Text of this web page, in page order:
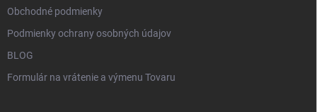
Obchodné podmienky
Podmienky ochrany osobných údajov
BLOG
Formulár na vrátenie a výmenu Tovaru